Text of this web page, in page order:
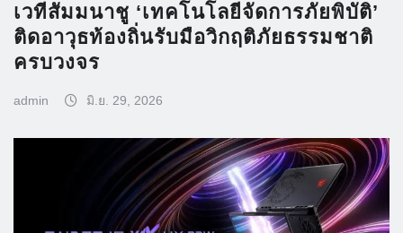
เวทีสัมมนาชู ‘เทคโนโลยีจัดการภัยพิบัติ’
ติดอาวุธท้องถิ่นรับมือวิกฤติภัยธรรมชาติ
ครบวงจร
admin มิ.ย. 29, 2026